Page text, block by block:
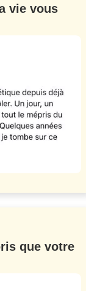
vie vous
que votre